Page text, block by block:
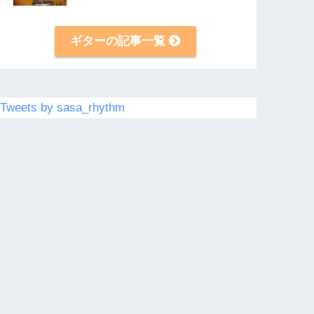
ギターの記事一覧
Tweets by sasa_rhythm